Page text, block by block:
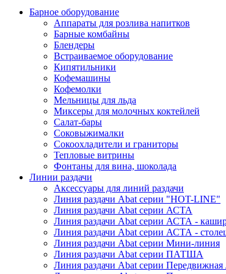
Барное оборудование
Аппараты для розлива напитков
Барные комбайны
Блендеры
Встраиваемое оборудование
Кипятильники
Кофемашины
Кофемолки
Мельницы для льда
Миксеры для молочных коктейлей
Салат-бары
Соковыжималки
Сокоохладители и граниторы
Тепловые витрины
Фонтаны для вина, шоколада
Линии раздачи
Аксессуары для линий раздачи
Линия раздачи Abat серии "HOT-LINE"
Линия раздачи Abat серии АСТА
Линия раздачи Abat серии АСТА -
Линия раздачи Abat серии АСТА -
Линия раздачи Abat серии Мини-линия
Линия раздачи Abat серии ПАТША
Линия раздачи Abat серии Передвижная